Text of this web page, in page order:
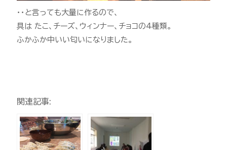
・・と言っても大量に作るので、
具は たこ、チーズ、ウィンナー、チョコの4種類。
ふかふか中いい匂いになりました。
関連記事: